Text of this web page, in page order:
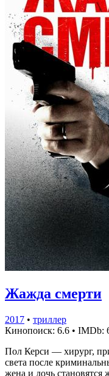
Жажда смерти
2017 • триллер
Кинопоиск: 6.6 • IMDb:
Пол Керси — хирург,
света после
жена и дочь